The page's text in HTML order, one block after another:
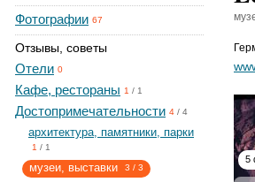
Фотографии 67
Отзывы, советы
Отели 0
Кафе, рестораны 1 / 1
Достопримечательности 4 / 4
архитектура, памятники, парки
1 / 1
музеи, выставки 3 / 3
5